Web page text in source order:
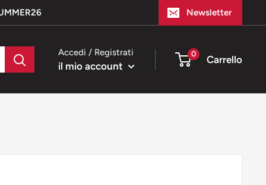
Newsletter
Accedi / Registrati
il mio account
0 Carrello